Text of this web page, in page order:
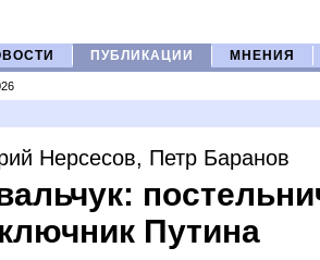
ПУБЛИКАЦИИ МНЕНИЯ
Нерсесов, Петр Баранов
Путина